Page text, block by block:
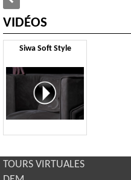
VIDÉOS
Siwa Soft Style
TOURS VIRTUALES